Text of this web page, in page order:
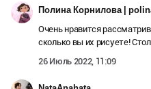
Полина Корнилова |
Очень нравится
сколько вы их рисуете!
26 Июль 2022, 11:09